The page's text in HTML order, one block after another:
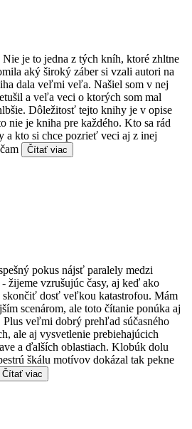
je to jedna z tých kníh, ktoré zhltne
aký široký záber si vzali autori na
dala veľmi veľa. Našiel som v nej
a veľa veci o ktorých som mal
Dôležitosť tejto knihy je v opise
nie je kniha pre každého. Kto sa rád
a kto si chce pozrieť veci aj z inej
Čítať viac
pokus nájsť paralely medzi
žijeme vzrušujúc časy, aj keď ako
skončiť dosť veľkou katastrofou. Mám
scenárom, ale toto čítanie ponúka aj
veľmi dobrý prehľad súčasného
ale aj vysvetlenie prebiehajúcich
a ďalších oblastiach. Klobúk dolu
škálu motívov dokázal tak pekne
Čítať viac